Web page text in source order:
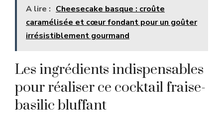
A lire : Cheesecake basque : croûte
caramélisée et cœur fondant pour un goûter
irrésistiblement gourmand
Les ingrédients indispensables
pour réaliser ce cocktail fraise-
basilic bluffant